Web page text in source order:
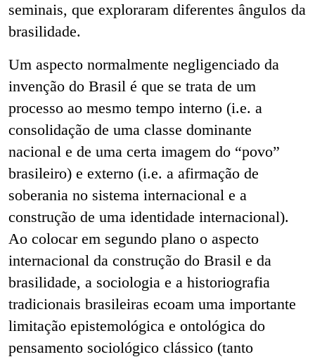
seminais, que exploraram diferentes ângulos da
brasilidade.
Um aspecto normalmente negligenciado da
invenção do Brasil é que se trata de um
processo ao mesmo tempo interno (i.e. a
consolidação de uma classe dominante
nacional e de uma certa imagem do “povo”
brasileiro) e externo (i.e. a afirmação de
soberania no sistema internacional e a
construção de uma identidade internacional).
Ao colocar em segundo plano o aspecto
internacional da construção do Brasil e da
brasilidade, a sociologia e a historiografia
tradicionais brasileiras ecoam uma importante
limitação epistemológica e ontológica do
pensamento sociológico clássico (tanto